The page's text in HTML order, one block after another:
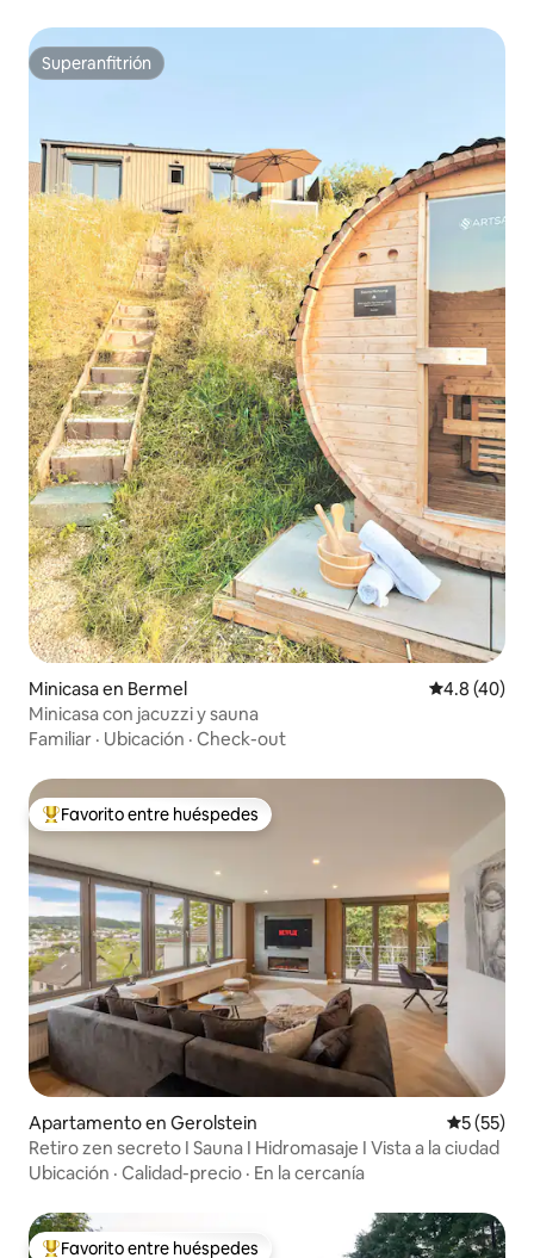
Superanfitrión
Superanfitrión
Minicasa en Bermel Calificación
4.8 (40)
Minicasa con jacuzzi y sauna
Familiar · Ubicación · Check-out
Favorito entre huéspedes preferido
Favorito entre huéspedes
Apartamento en Gerolstein
5 (55)
Retiro zen secreto I Sauna I Hidromasaje I Vista a la ciudad
Ubicación · Calidad-precio · En la cercanía
Favorito entre huéspedes